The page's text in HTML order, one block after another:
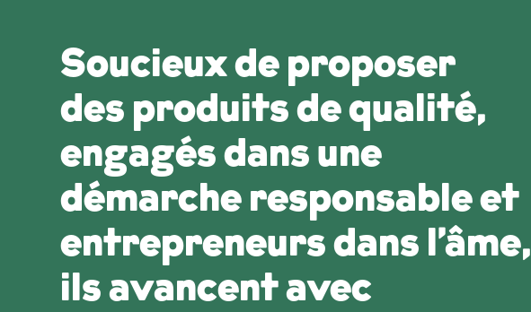
Soucieux de proposer
des produits de qualité,
engagés dans une
démarche responsable et
entrepreneurs dans l’âme,
ils avancent avec